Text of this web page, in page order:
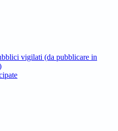
vigilati (da pubblicare in